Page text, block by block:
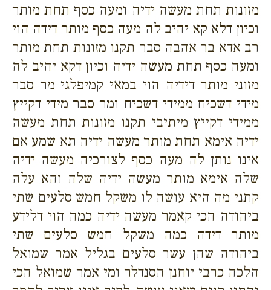
מזונות תחת מעשה ידיה ומעה כסף תחת מותר
וכיון דלא קא יהיב לה מעה כסף מותר דידה הוי
רב אדא בר אהבה סבר תקנו מזונות תחת מותר
ומעה כסף תחת מעשה ידיה וכיון דקא יהיב לה
מזוני מותר דידיה הוי במאי קמיפלגי מר סבר
מידי דשכיח ממידי דשכיח ומר סבר מידי דקייץ
ממידי דקייץ מיתיבי תקנו מזונות תחת מעשה
ידיה אימא תחת מותר מעשה ידיה תא שמע אם
אינו נותן לה מעה כסף לצורכיה מעשה ידיה
שלה אימא מותר מעשה ידיה שלה והא עלה
קתני מה היא עושה לו משקל חמש סלעים שתי
ביהודה הכי קאמר מעשה ידיה כמה הוי דלידע
מותר דידה כמה משקל חמש סלעים שתי
ביהודה שהן עשר סלעים בגליל אמר שמואל
הלכה כרבי יוחנן הסנדלר ומי אמר שמואל הכי